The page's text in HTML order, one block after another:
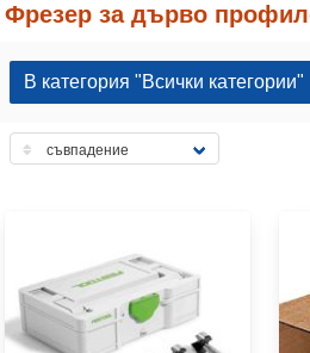
Фрезер за дърво
В категория "Всички категории"